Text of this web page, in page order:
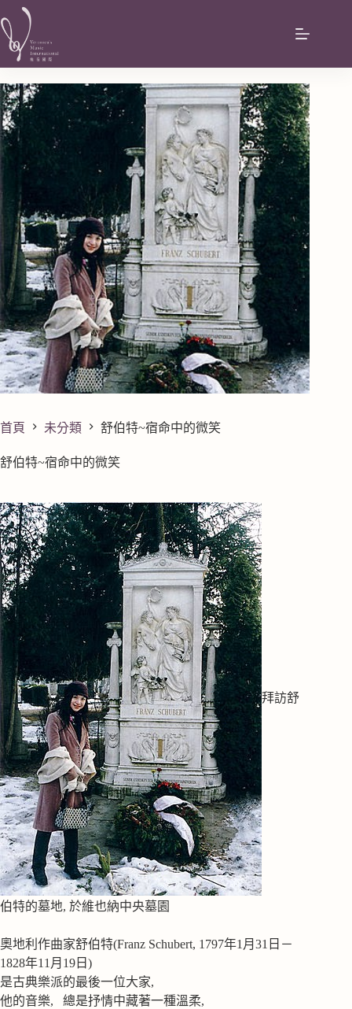
首頁 未分類 舒伯特~宿命中的微笑
舒伯特~宿命中的微笑
拜訪舒
伯特的墓地, 於維也納中央墓園
奧地利作曲家舒伯特(Franz Schubert, 1797年1月31日－
1828年11月19日)
是古典樂派的最後一位大家,
他的音樂, 總是抒情中藏著一種溫柔,